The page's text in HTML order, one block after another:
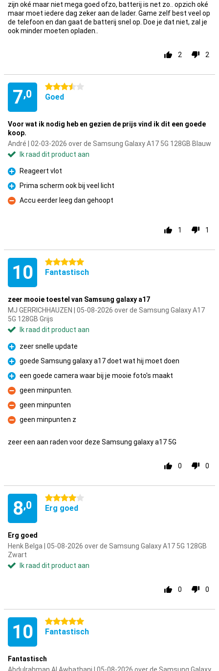
zijn oké maar niet mega goed ofzo, batterij is net zo.. opzich oké
maar moet iedere dag zeker aan de lader. Game zelf best veel op
de telefoon en dan gaat de batterij snel op. Doe je dat niet, zal je
ook minder moeten opladen..
2 2
7,0
3.5 sterren
Goed
Voor wat ik nodig heb en gezien de prijs vind ik dit een goede
koop.
André | 02-03-2026 over de Samsung Galaxy A17 5G 128GB Blauw
Ik raad dit product aan
Pluspunt
Reageert vlot
Pluspunt
Prima scherm ook bij veel licht
Minpunt
Accu eerder leeg dan gehoopt
1 1
10 5 sterren
Fantastisch
zeer mooie toestel van Samsung galaxy a17
MJ GERRICHHAUZEN | 05-08-2026 over de Samsung Galaxy A17
5G 128GB Grijs
Ik raad dit product aan
Pluspunt
zeer snelle update
Pluspunt
goede Samsung galaxy a17 doet wat hij moet doen
Pluspunt
een goede camera waar bij je mooie foto's maakt
Minpunt
geen minpunten.
Minpunt
geen minpunten
Minpunt
geen minpunten z
zeer een aan raden voor deze Samsung galaxy a17 5G
0 0
8,0
4 sterren
Erg goed
Erg goed
Henk Belga | 05-08-2026 over de Samsung Galaxy A17 5G 128GB
Zwart
Ik raad dit product aan
0 0
10 5 sterren
Fantastisch
Fantastisch